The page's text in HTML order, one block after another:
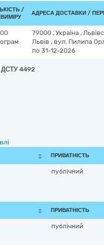
/
АДРЕСА ДОСТАВКИ /
79000 , Україна ,
Львів , вул. Пилипа
по 31-12-2026
ДСТУ 4492
ПРИВАТНІСТЬ
публічний
ПРИВАТНІСТЬ
публічний